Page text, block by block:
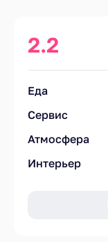
2.2
Еда
Сервис
Атмосфера
Интерьер